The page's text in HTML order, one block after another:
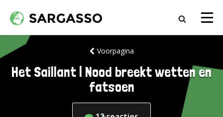
Voorpagina
Het Saillant | Nood breekt wetten en
fatsoen